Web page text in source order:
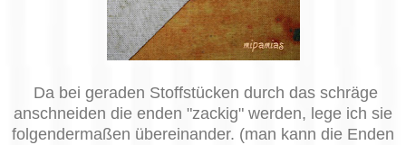
Da bei geraden Stoffstücken durch das schräge
anschneiden die enden "zackig" werden, lege ich sie
folgendermaßen übereinander. (man kann die Enden